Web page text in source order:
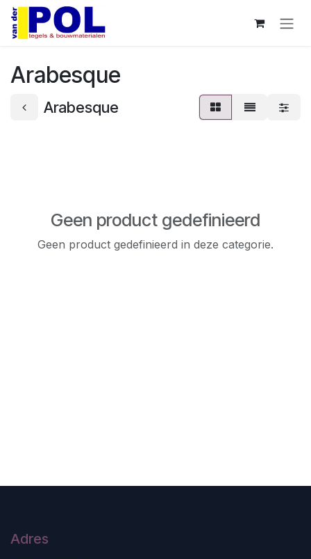
Overslaan naar inhoud
Arabesque
Arabesque
Geen product gedefinieerd
Geen product gedefinieerd in deze categorie.
Adres